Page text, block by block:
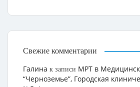
Свежие комментарии
Галина к записи МРТ в
“Черноземье”, Городская